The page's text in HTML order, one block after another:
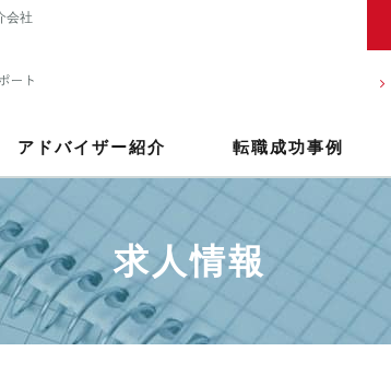
会社
アドバイザー紹介 転職成功事例
求人情報